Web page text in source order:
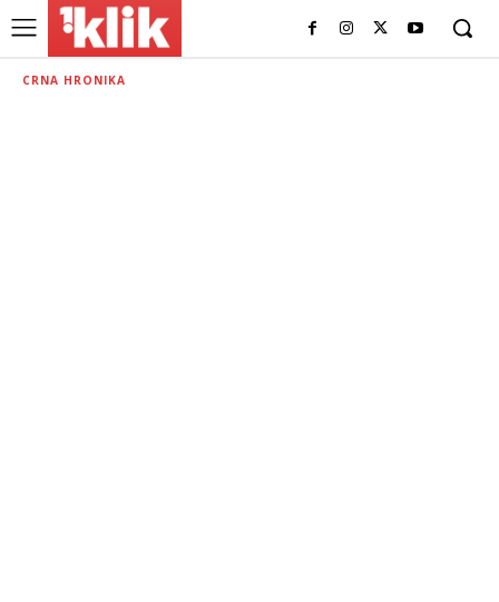
CRNA HRONIKA